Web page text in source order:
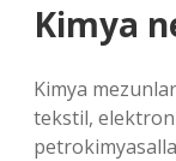
Kimya
Kimya
tekstil,